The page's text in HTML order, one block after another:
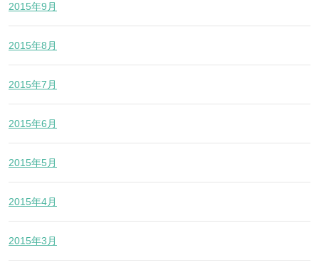
2015年9月
2015年8月
2015年7月
2015年6月
2015年5月
2015年4月
2015年3月